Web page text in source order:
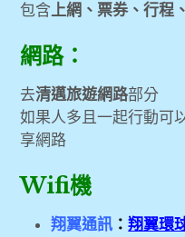
Wifi機)
[新加坡旅遊] 上網
較)
[清邁旅遊] 旅行
券、行程、訂房
包含上網、票券、行程
網路：
去清邁旅遊網路部分
如果人多且一起行動可
享網路
Wifi機
翔翼通訊 ：翔翼環